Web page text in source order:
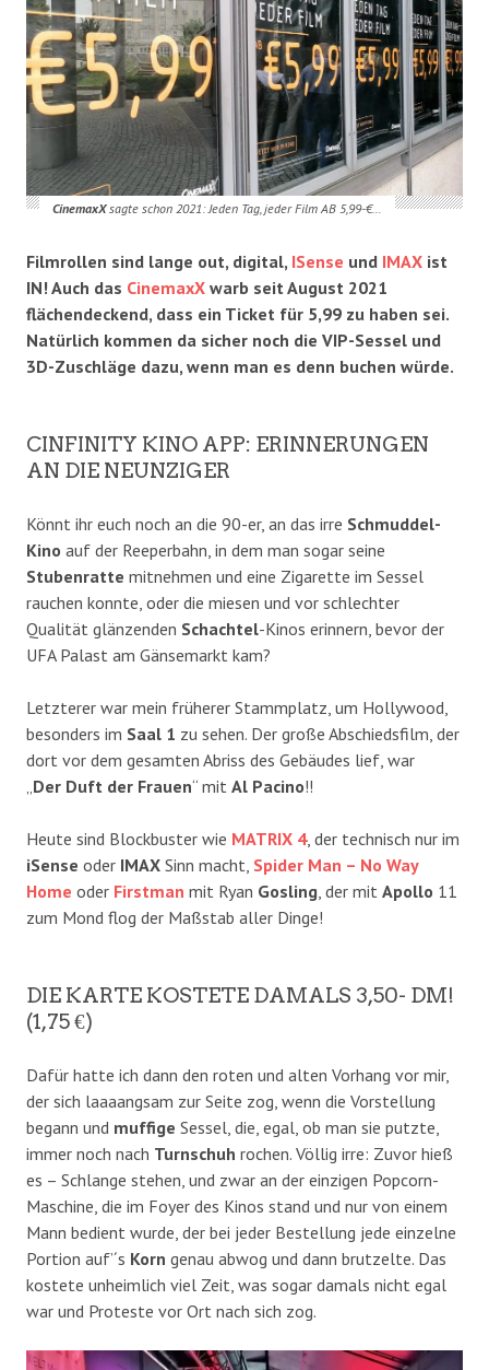
CinemaxXsagte schon 2021: Jeden Tag, jeder Film AB 5,99-€…
Filmrollen sind lange out, digital, ISense und IMAX ist
IN! Auch das CinemaxX warb seit August 2021
flächendeckend, dass ein Ticket für 5,99 zu haben sei.
Natürlich kommen da sicher noch die VIP-Sessel und
3D-Zuschläge dazu, wenn man es denn buchen würde.
CINFINITY KINO APP: ERINNERUNGEN
AN DIE NEUNZIGER
Könnt ihr euch noch an die 90-er, an das irre Schmuddel-
Kino auf der Reeperbahn, in dem man sogar seine
Stubenratte mitnehmen und eine Zigarette im Sessel
rauchen konnte, oder die miesen und vor schlechter
Qualität glänzenden Schachtel-Kinos erinnern, bevor der
UFA Palast am Gänsemarkt kam?
Letzterer war mein früherer Stammplatz, um Hollywood,
besonders im Saal 1 zu sehen. Der große Abschiedsfilm, der
dort vor dem gesamten Abriss des Gebäudes lief, war
„Der Duft der Frauen“ mit Al Pacino!!
Heute sind Blockbuster wie MATRIX 4, der technisch nur im
iSense oder IMAX Sinn macht, Spider Man – No Way
Home oder Firstman mit Ryan Gosling, der mit Apollo 11
zum Mond flog der Maßstab aller Dinge!
DIE KARTE KOSTETE DAMALS 3,50- DM!
(1,75 €)
Dafür hatte ich dann den roten und alten Vorhang vor mir,
der sich laaaangsam zur Seite zog, wenn die Vorstellung
begann und muffige Sessel, die, egal, ob man sie putzte,
immer noch nach Turnschuh rochen. Völlig irre: Zuvor hieß
es – Schlange stehen, und zwar an der einzigen Popcorn-
Maschine, die im Foyer des Kinos stand und nur von einem
Mann bedient wurde, der bei jeder Bestellung jede einzelne
Portion auf’´s Korn genau abwog und dann brutzelte. Das
kostete unheimlich viel Zeit, was sogar damals nicht egal
war und Proteste vor Ort nach sich zog.